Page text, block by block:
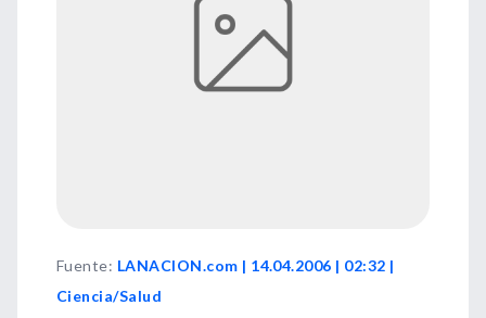
Fuente: LANACION.com | 14.04.2006 | 02:32 |
Ciencia/Salud